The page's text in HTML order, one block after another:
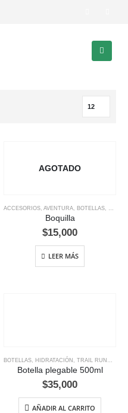
AGOTADO
ACCESORIOS AVENTURA BOTELLAS
Boquilla
$15,000
LEER MÁS
BOTELLAS, HIDRATACIÓN , TRAIL RUNNING
Botella plegable 500ml
$35,000
AÑADIR AL CARRITO